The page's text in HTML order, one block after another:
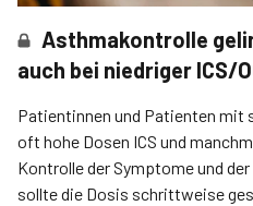
Asthmakontrolle
auch bei niedriger ICS/
Patientinnen und Patienten mit
oft hohe Dosen ICS und
Kontrolle der Symptome und
sollte die Dosis schrittweise